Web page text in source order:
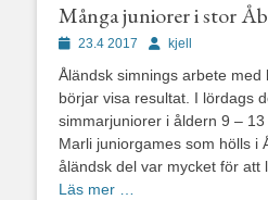
Många juniorer i stor
Publicerad
23.4 2017 Författare
kjell
Åländsk simnings arbete med
börjar visa resultat. I lördags
simmarjuniorer i åldern 9 –
Marli juniorgames som hölls i
åländsk del var mycket för att
Läs mer …